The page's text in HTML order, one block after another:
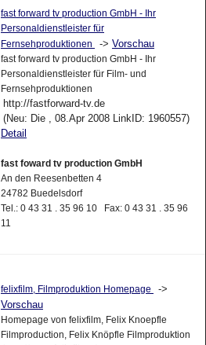
fast forward tv production GmbH - Ihr
Personaldienstleister für
Fernsehproduktionen
-> Vorschau
fast forward tv production GmbH - Ihr
Personaldienstleister für Film- und
Fernsehproduktionen
http://fastforward-tv.de
(Neu: Die , 08.Apr 2008 LinkID: 1960557)
Detail
fast foward tv production GmbH
An den Reesenbetten 4
24782 Buedelsdorf
Tel.: 0 43 31 . 35 96 10 Fax: 0 43 31 . 35 96
11
felixfilm, Filmproduktion Homepage
->
Vorschau
Homepage von felixfilm, Felix Knoepfle
Filmproduction, Felix Knöpfle Filmproduktion